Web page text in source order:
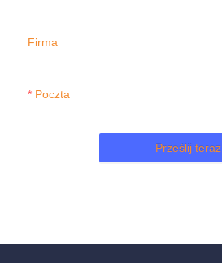
Firma
Poczta
Prześlij teraz